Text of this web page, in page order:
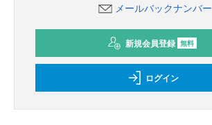
メールバックナンバー
新規会員登録 無料
ログイン